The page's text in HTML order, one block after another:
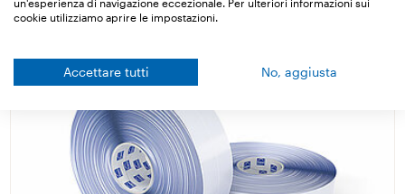
cookie utilizziamo aprire le impostazioni.
Accettare tutti No, aggiusta